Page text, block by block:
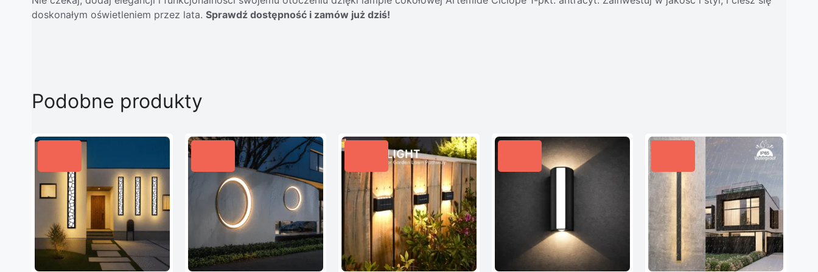
doskonałym oświetleniem przez lata. Sprawdź dostępność i zamów już dziś!
Podobne produkty